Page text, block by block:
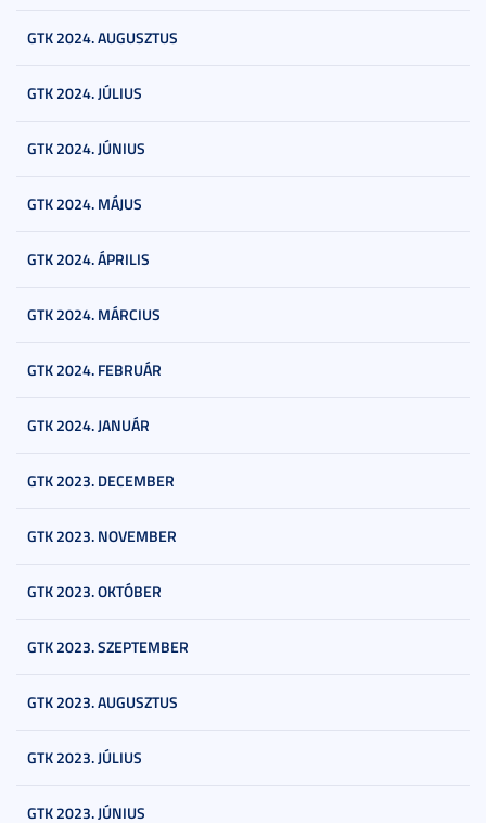
GTK 2024. AUGUSZTUS
GTK 2024. JÚLIUS
GTK 2024. JÚNIUS
GTK 2024. MÁJUS
GTK 2024. ÁPRILIS
GTK 2024. MÁRCIUS
GTK 2024. FEBRUÁR
GTK 2024. JANUÁR
GTK 2023. DECEMBER
GTK 2023. NOVEMBER
GTK 2023. OKTÓBER
GTK 2023. SZEPTEMBER
GTK 2023. AUGUSZTUS
GTK 2023. JÚLIUS
GTK 2023. JÚNIUS